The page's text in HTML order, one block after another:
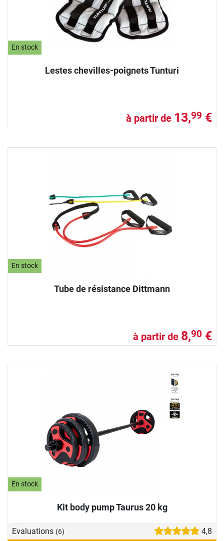
En stock
Lestes chevilles-poignets Tunturi
à partir de 13,99 €
En stock
Tube de résistance Dittmann
à partir de 8,90 €
En stock
Kit body pump Taurus 20 kg
Evaluations (6)
4,8